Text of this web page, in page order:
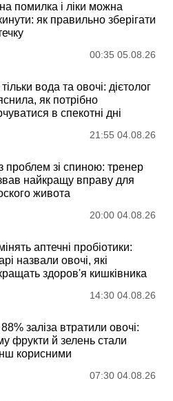
помилка і ліки можна
як правильно зберігати
00:35 05.08.26
вода та овочі: дієтолог
як потрібно
в спекотні дні
21:55 04.08.26
проблем зі спиною: тренер
найкращу вправу для
живота
20:00 04.08.26
аптечні пробіотики:
назвали овочі, які
здоров'я кишківника
14:30 04.08.26
заліза втратили овочі:
фрукти й зелень стали
корисними
07:30 04.08.26